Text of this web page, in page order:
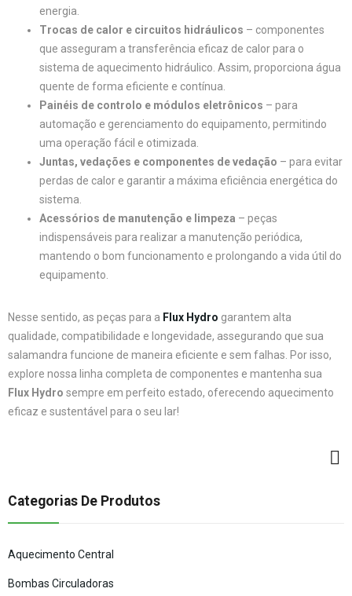
energia.
Trocas de calor e circuitos hidráulicos – componentes
que asseguram a transferência eficaz de calor para o
sistema de aquecimento hidráulico. Assim, proporciona água
quente de forma eficiente e contínua.
Painéis de controlo e módulos eletrônicos – para
automação e gerenciamento do equipamento, permitindo
uma operação fácil e otimizada.
Juntas, vedações e componentes de vedação – para evitar
perdas de calor e garantir a máxima eficiência energética do
sistema.
Acessórios de manutenção e limpeza – peças
indispensáveis para realizar a manutenção periódica,
mantendo o bom funcionamento e prolongando a vida útil do
equipamento.
Nesse sentido, as peças para a Flux Hydro garantem alta
qualidade, compatibilidade e longevidade, assegurando que sua
salamandra funcione de maneira eficiente e sem falhas. Por isso,
explore nossa linha completa de componentes e mantenha sua
Flux Hydro sempre em perfeito estado, oferecendo aquecimento
eficaz e sustentável para o seu lar!
Categorias De Produtos
Aquecimento Central
Bombas Circuladoras